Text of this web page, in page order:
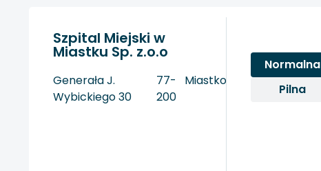
Szpital Miejski w
Miastku Sp. z.o.o
Generała J.
Wybickiego 30
77-
200
Miastko
Normalna
Pilna